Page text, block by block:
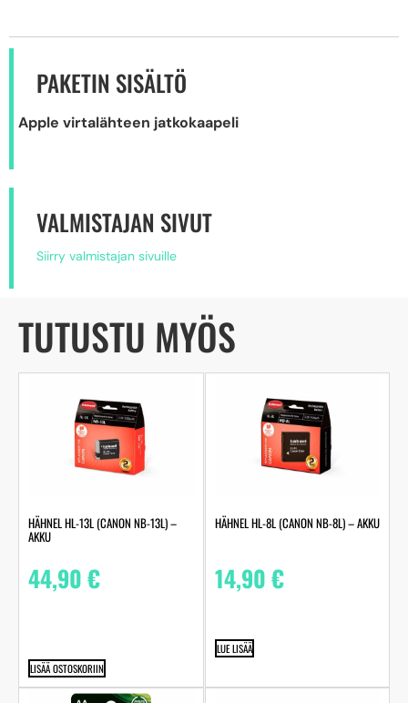
PAKETIN SISÄLTÖ
Apple virtalähteen jatkokaapeli
VALMISTAJAN SIVUT
Siirry valmistajan sivuille
TUTUSTU MYÖS
HÄHNEL HL-13L (CANON NB-13L) –
AKKU
44,90€
LISÄÄ OSTOSKORIIN
HÄHNEL HL-8L (CANON NB-8L) – AKKU
14,90€
LUE LISÄÄ